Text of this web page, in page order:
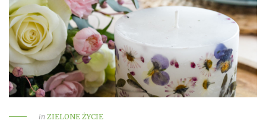
in ZIELONE ŻYCIE